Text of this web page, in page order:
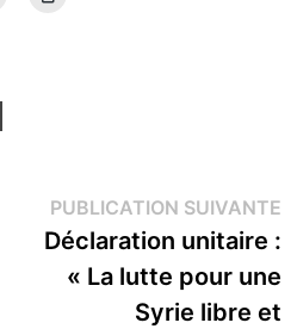
:
PUBLICATION SUIVANTE
Déclaration unitaire :
« La lutte pour une
Syrie libre et